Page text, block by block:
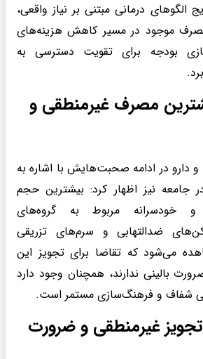
الگوهای درمانی مبتنی بر نیاز واقعی،
موجود در مسیر کاهش هزینه‌های
بودجه برای تقویت دسترسی به
مصرف غیرمنطقی و
دارو در ادامه صحبت‌هایش با اشاره به
جامعه نیز اظهار کرد: بیشترین حجم
خودسرانه مربوط به گروه‌های
ضدالتهابی و سرم‌های تزریقی
می‌شود که تقاضا برای تجویز این
بالینی ندارند، همچنان وجود دارد
شفاف و فرهنگ‌سازی مستمر است.
تجویز غیرمنطقی و ضرورت